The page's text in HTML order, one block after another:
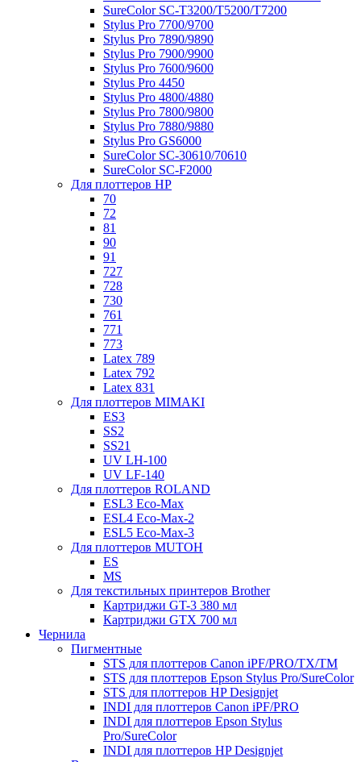
SureColor SC-Т3200/T5200/T7200
Stylus Pro 7700/9700
Stylus Pro 7890/9890
Stylus Pro 7900/9900
Stylus Pro 7600/9600
Stylus Pro 4450
Stylus Pro 4800/4880
Stylus Pro 7800/9800
Stylus Pro 7880/9880
Stylus Pro GS6000
SureColor SC-30610/70610
SureColor SC-F2000
Для плоттеров HP
70
72
81
90
91
727
728
730
761
771
773
Latex 789
Latex 792
Latex 831
Для плоттеров MIMAKI
ES3
SS2
SS21
UV LH-100
UV LF-140
Для плоттеров ROLAND
ESL3 Eco-Max
ESL4 Eco-Max-2
ESL5 Eco-Max-3
Для плоттеров MUTOH
ES
MS
Для текстильных принтеров Brother
Картриджи GT-3 380 мл
Картриджи GTX 700 мл
Чернила
Пигментные
STS для плоттеров Canon iPF/PRO/TX/ТМ
STS для плоттеров Epson Stylus Pro/SureColor
STS для плоттеров HP Designjet
INDI для плоттеров Canon iPF/PRO
INDI для плоттеров Epson Stylus
Pro/SureColor
INDI для плоттеров HP Designjet